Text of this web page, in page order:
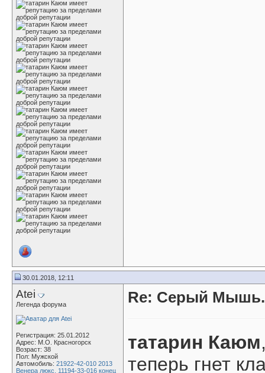
30.01.2018, 12:11
Atei
Легенда форума
Регистрация: 25.01.2012
Адрес: М.О. Красногорск
Возраст: 38
Пол: Мужской
Автомобиль: 21922-42-010 2013
Венера люкс, 11194-33-016 конец
Re: Серый Мышь.
татарин Каюм
теперь гнет